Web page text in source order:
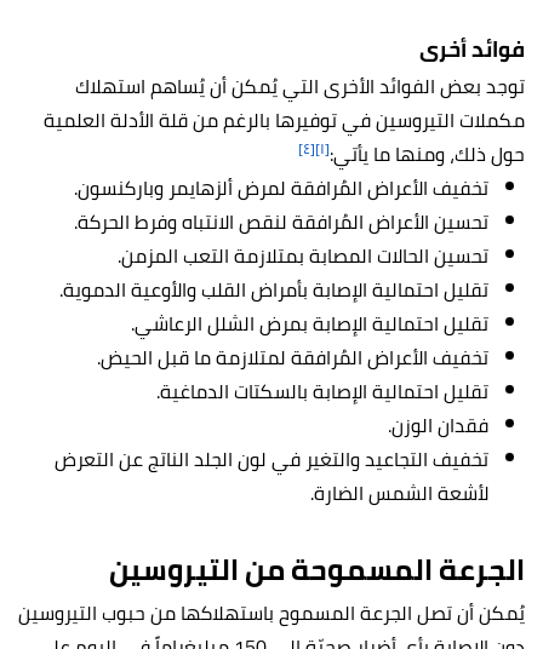
فوائد أخرى
توجد بعض الفوائد الأخرى التي يُمكن أن يُساهم استهلاك
مكملات التيروسين في توفيرها بالرغم من قلة الأدلة العلمية
حول ذلك، ومنها ما يأتي:[١] [٤]
تخفيف الأعراض المُرافقة لمرض ألزهايمر وباركنسون.
تحسين الأعراض المُرافقة لنقص الانتباه وفرط الحركة.
تحسين الحالات المصابة بمتلازمة التعب المزمن.
تقليل احتمالية الإصابة بأمراض القلب والأوعية الدموية.
تقليل احتمالية الإصابة بمرض الشلل الرعاشي.
تخفيف الأعراض المُرافقة لمتلازمة ما قبل الحيض.
تقليل احتمالية الإصابة بالسكتات الدماغية.
فقدان الوزن.
تخفيف التجاعيد والتغير في لون الجلد الناتج عن التعرض
لأشعة الشمس الضارة.
الجرعة المسموحة من التيروسين
يُمكن أن تصل الجرعة المسموح باستهلاكها من حبوب التيروسين